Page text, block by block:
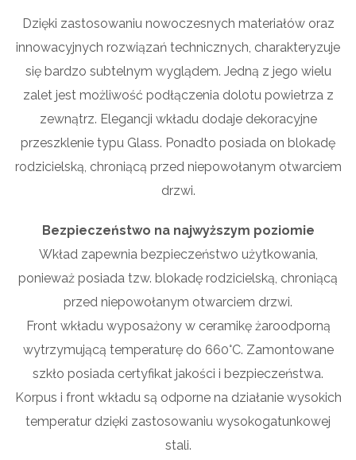
Dzięki zastosowaniu nowoczesnych materiałów oraz
innowacyjnych rozwiązań technicznych, charakteryzuje
się bardzo subtelnym wyglądem. Jedną z jego wielu
zalet jest możliwość podłączenia dolotu powietrza z
zewnątrz. Elegancji wkładu dodaje dekoracyjne
przeszklenie typu Glass. Ponadto posiada on blokadę
rodzicielską, chroniącą przed niepowołanym otwarciem
drzwi.
Bezpieczeństwo na najwyższym poziomie
Wkład zapewnia bezpieczeństwo użytkowania,
ponieważ posiada tzw. blokadę rodzicielską, chroniącą
przed niepowołanym otwarciem drzwi.
Front wkładu wyposażony w ceramikę żaroodporną
wytrzymującą temperaturę do 660°C. Zamontowane
szkło posiada certyfikat jakości i bezpieczeństwa.
Korpus i front wkładu są odporne na działanie wysokich
temperatur dzięki zastosowaniu wysokogatunkowej
stali.